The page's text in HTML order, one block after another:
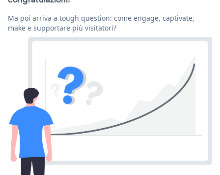
Ma poi arriva a tough question: come engage, captivate,
make e supportare più visitatori?